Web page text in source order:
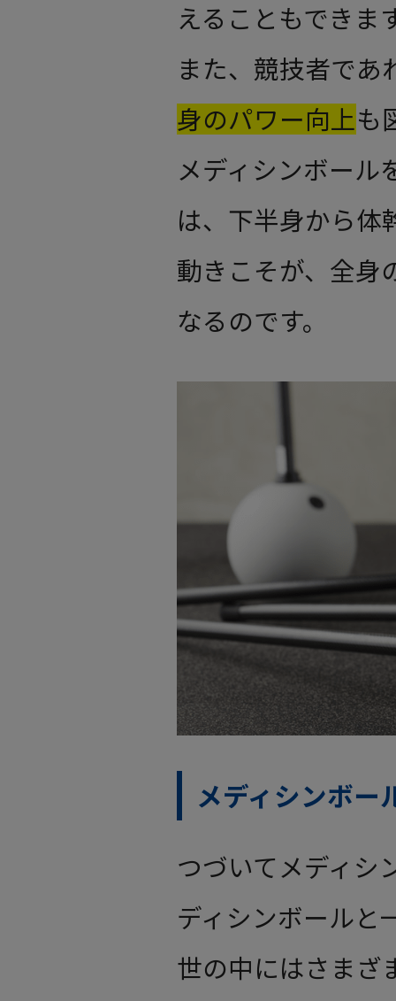
えることもできま
また、競技者であ
身のパワー向上 も
メディシンボール
は、下半身から体
動きこそが、全身
なるのです。
メディシンボー
つづいてメディシ
ディシンボールと
世の中にはさまざ